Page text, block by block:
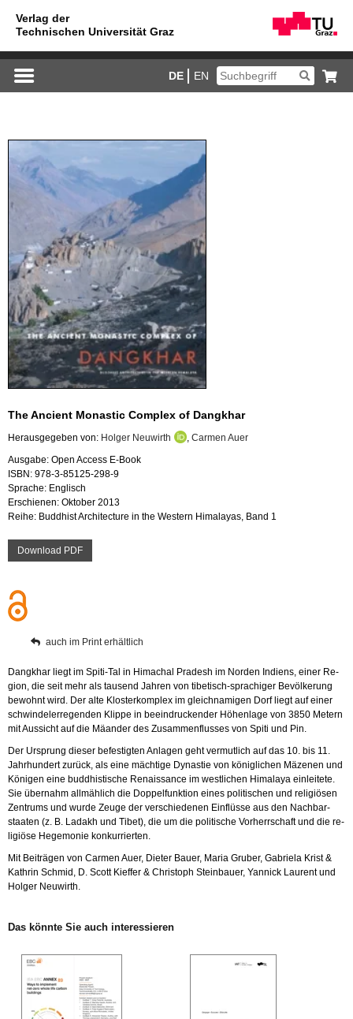
DE EN
The An­ci­ent Mo­nas­tic Com­plex of Dang­khar
Her­aus­ge­ge­ben von: Hol­ger Neu­wirth , Car­men Auer
Aus­ga­be: Open Ac­cess E-Book
ISBN: 978-3-85125-298-9
Spra­che: Eng­lisch
Er­schie­nen: Ok­to­ber 2013
Reihe: Bud­dhist Ar­chi­tec­tu­re in the Wes­tern Hi­ma­la­y­as, Band 1
Down­load PDF
auch im Print er­hält­lich
Dang­khar liegt im Spi­ti-Tal in Hi­ma­chal Pra­desh im Nor­den In­di­ens, einer Re­
gi­on, die seit mehr als tau­send Jah­ren von ti­be­tisch-spra­chi­ger Be­völ­ke­rung
be­wohnt wird. Der alte Klos­ter­kom­plex im gleich­na­mi­gen Dorf liegt auf einer
schwin­del­er­re­gen­den Klip­pe in be­ein­dru­cken­der Hö­hen­la­ge von 3850 Me­tern
mit Aus­sicht auf die Mä­an­der des Zu­sam­men­flus­ses von Spiti und Pin.
Der Ur­sprung die­ser be­fes­tig­ten An­la­gen geht ver­mut­lich auf das 10. bis 11.
Jahr­hun­dert zu­rück, als eine mäch­ti­ge Dy­nas­tie von kö­nig­li­chen Mä­ze­nen und
Kö­ni­gen eine bud­dhis­ti­sche Re­nais­sance im west­li­chen Hi­ma­la­ya ein­lei­te­te.
Sie über­nahm all­mäh­lich die Dop­pel­funk­ti­on eines po­li­ti­schen und re­li­giö­sen
Zen­trums und wurde Zeuge der ver­schie­de­nen Ein­flüs­se aus den Nach­bar­
staa­ten (z. B. La­dakh und Tibet), die um die po­li­ti­sche Vor­herr­schaft und die re­
li­giö­se He­ge­mo­nie kon­kur­rier­ten.
Mit Bei­trä­gen von Car­men Auer, Die­ter Bauer, Maria Gru­ber, Ga­brie­la Krist &
Kath­rin Schmid, D. Scott Kief­fer & Chris­toph Stein­bau­er, Yan­nick Lau­rent und
Hol­ger Neu­wirth.
Das könn­te Sie auch in­ter­es­sie­ren